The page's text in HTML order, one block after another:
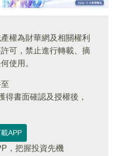
權為財華網及相關權利
可，禁止進行轉載、摘
使用。
得書面確認及授權後，
APP
，把握投資先機